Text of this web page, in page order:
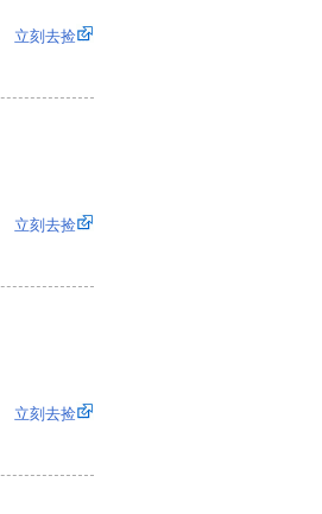
立刻去捡
立刻去捡
立刻去捡